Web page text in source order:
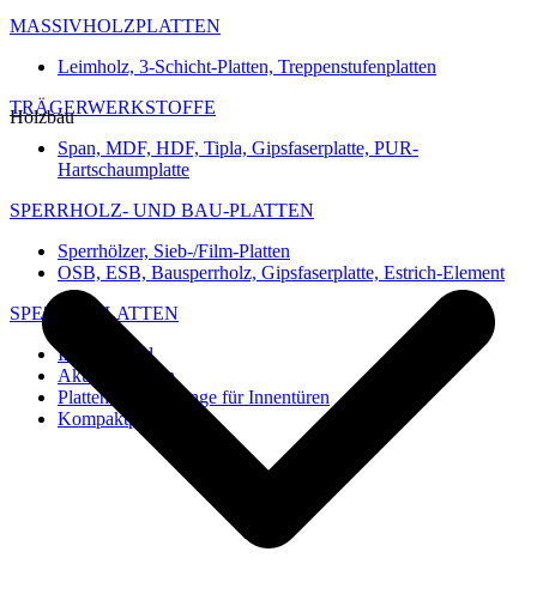
MASSIVHOLZPLATTEN
Leimholz, 3-Schicht-Platten, Treppenstufenplatten
TRÄGERWERKSTOFFE
Span, MDF, HDF, Tipla, Gipsfaserplatte, PUR-
Hartschaumplatte
SPERRHOLZ- UND BAU-PLATTEN
Sperrhölzer, Sieb-/Film-Platten
OSB, ESB, Bausperrholz, Gipsfaserplatte, Estrich-Element
SPEZIAL-PLATTEN
Imi-Verbund
Akustik-Platten
Platten und Rohlinge für Innentüren
Kompaktplatten
Holzbau